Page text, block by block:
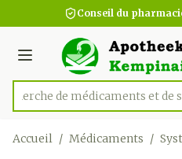
Aller au contenu
1 de 1
Conseil du
Menu
Rechercherde médicaments et de
Accueil / Médicaments /